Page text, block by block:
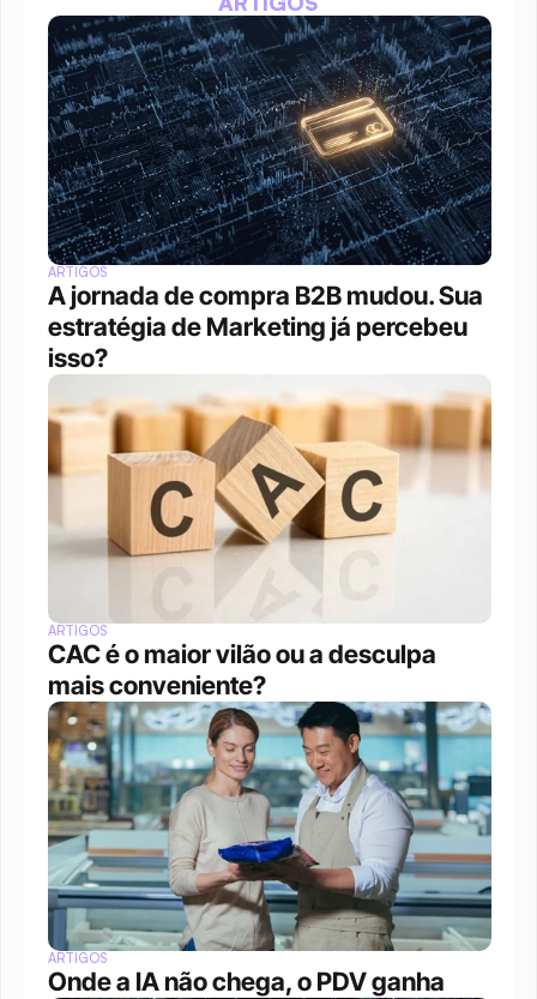
ARTIGOS
A jornada de compra B2B mudou. Sua
estratégia de Marketing já percebeu
isso?
ARTIGOS
CAC é o maior vilão ou a desculpa
mais conveniente?
ARTIGOS
Onde a IA não chega, o PDV ganha